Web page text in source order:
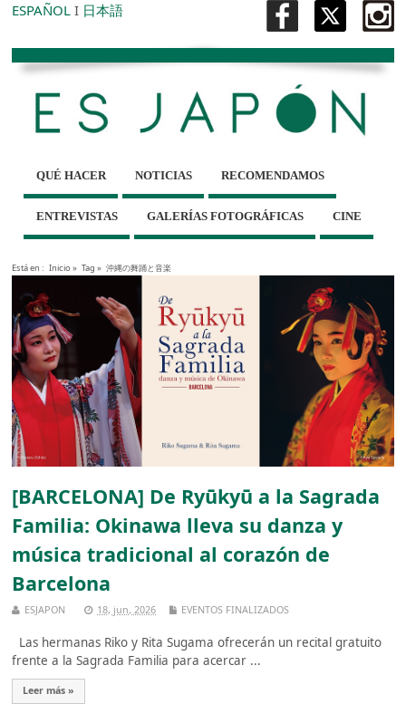
ESPAÑOL I 日本語
QUÉ HACER NOTICIAS RECOMENDAMOS
ENTREVISTAS GALERÍAS FOTOGRÁFICAS CINE
Está en : Inicio» Tag » 沖縄の舞踊と音楽
[BARCELONA] De Ryūkyū a la Sagrada
Familia: Okinawa lleva su danza y
música tradicional al corazón de
Barcelona
ESJAPON 18, jun, 2026 EVENTOS FINALIZADOS
Las hermanas Riko y Rita Sugama ofrecerán un recital gratuito
frente a la Sagrada Familia para acercar ...
Leer más »